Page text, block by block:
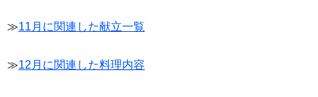
≫11月に関連した献立一覧
≫12月に関連した料理内容